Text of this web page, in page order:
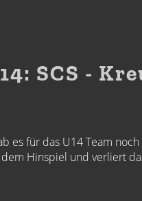
SCS -
es für das U14 Team
Hinspiel und verliert